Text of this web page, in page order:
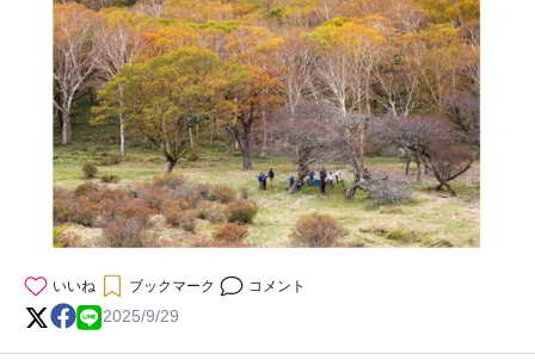
いいね ブックマーク コメント
2025/9/29